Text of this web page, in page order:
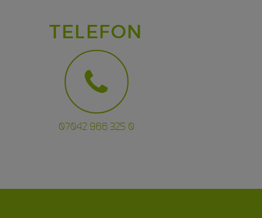
TELEFON
07042 966 325 0